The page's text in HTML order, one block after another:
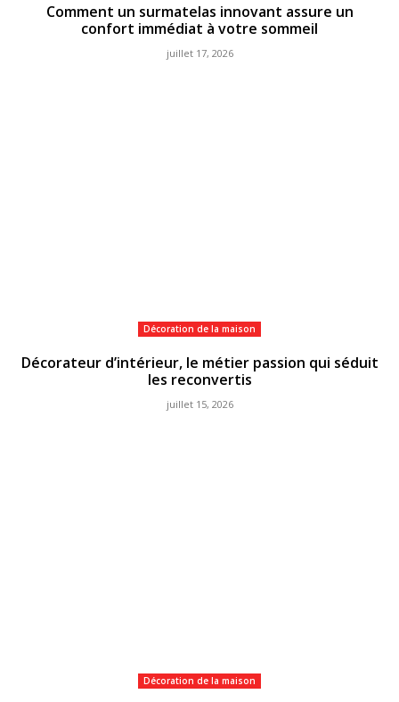
Comment un surmatelas innovant assure un
confort immédiat à votre sommeil
juillet 17, 2026
Décoration de la maison
Décorateur d’intérieur, le métier passion qui séduit
les reconvertis
juillet 15, 2026
Décoration de la maison